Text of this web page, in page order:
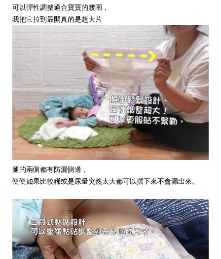
可以彈性調整適合寶寶的腰圍，
我把它拉到最開真的是超大片
腿的兩側都有防漏側邊，
便便如果比較稀或是尿量突然太大都可以擋下來不會漏出來。